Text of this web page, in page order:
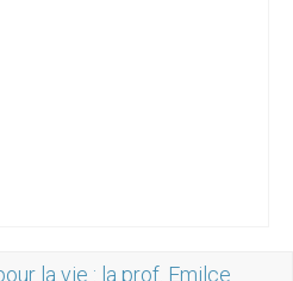
la vie : la prof. Emilce